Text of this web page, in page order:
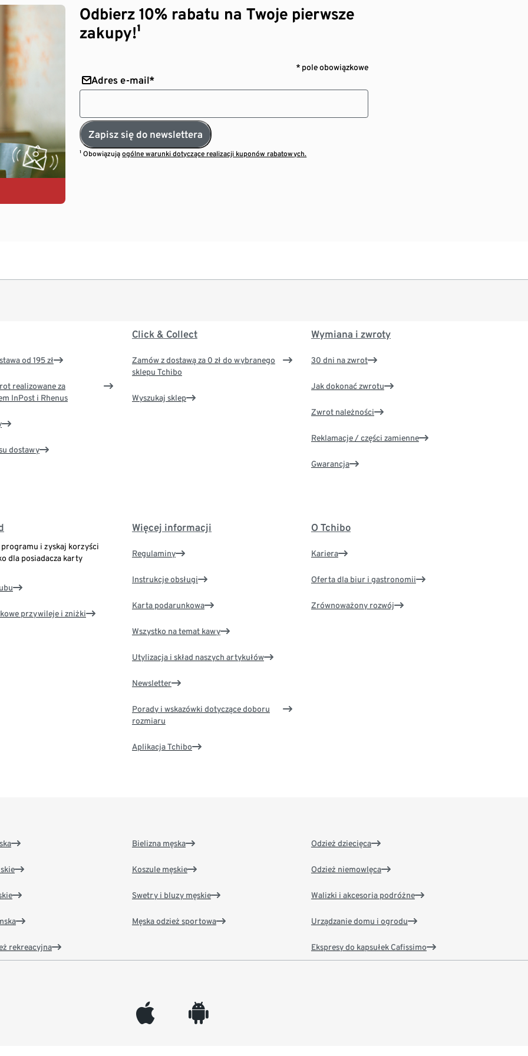
Odbierz 10% rabatu na Twoje pierwsze
zakupy!¹
* pole obowiązkowe
Adres e-mail*
Zapisz się do newslettera
¹ Obowiązująogólne warunki dotyczące realizacji kuponów rabatowych.
od 195 zł
realizowane za
InPost i Rhenus
dostawy
Click & Collect
Zamów z dostawą za 0 zł do wybranego
sklepu Tchibo
Wyszukaj sklep
Wymiana i zwroty
30 dni na zwrot
Jak dokonać zwrotu
Zwrot należności
Reklamacje / części zamienne
Gwarancja
programu i zyskaj korzyści
dla posiadacza karty
przywileje i zniżki
Więcej informacji
Regulaminy
Instrukcje obsługi
Karta podarunkowa
Wszystko na temat kawy
Utylizacja i skład naszych artykułów
Newsletter
Porady i wskazówki dotyczące doboru
rozmiaru
Aplikacja Tchibo
O Tchibo
Kariera
Oferta dla biur i gastronomii
Zrównoważony rozwój
rekreacyjna
Bielizna męska
Koszule męskie
Swetry i bluzy męskie
Męska odzież sportowa
Odzież dziecięca
Odzież niemowlęca
Walizki i akcesoria podróżne
Urządzanie domu i ogrodu
Ekspresy do kapsułek Cafissimo
appleinc android